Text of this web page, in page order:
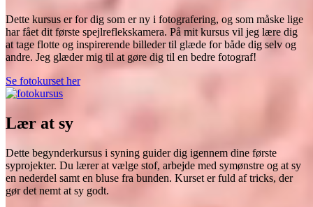
Dette kursus er for dig som er ny i fotografering, og som måske lige
har fået dit første spejlreflekskamera. På mit kursus vil jeg lære dig
at tage flotte og inspirerende billeder til glæde for både dig selv og
andre. Jeg glæder mig til at gøre dig til en bedre fotograf!
Se fotokurset her
Lær at sy
Dette begynderkursus i syning guider dig igennem dine første
syprojekter. Du lærer at vælge stof, arbejde med symønstre og at sy
en nederdel samt en bluse fra bunden. Kurset er fuld af tricks, der
gør det nemt at sy godt.